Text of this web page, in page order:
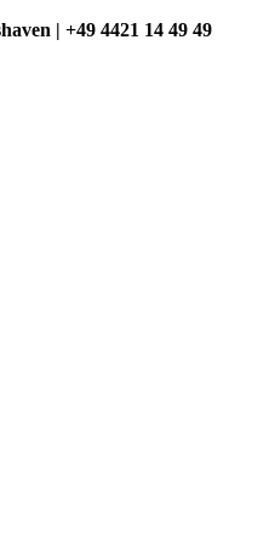
| +49 4421 14 49 49